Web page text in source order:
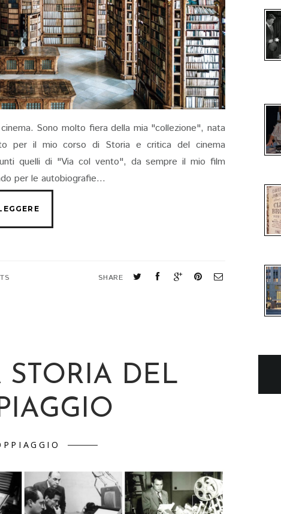
Sono molto fiera della mia "collezione", nata
per il mio corso di Storia e critica del cinema
quelli di "Via col vento", da sempre il mio film
per le autobiografie...
SHARE
STORIA DEL